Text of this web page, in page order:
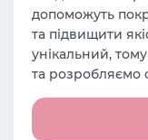
допоможуть
та підвищити
унікальний,
та розробляємо